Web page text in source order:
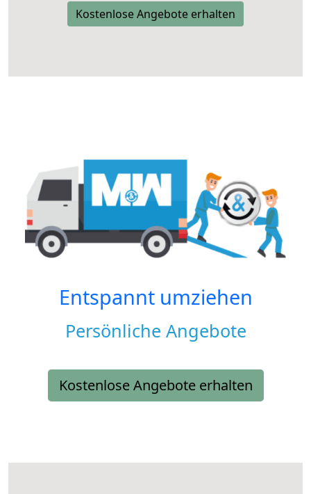
Kostenlose Angebote erhalten
Entspannt umziehen
Persönliche Angebote
Kostenlose Angebote erhalten